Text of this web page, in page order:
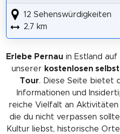
12 Sehenswürdigkeiten
2,7 km
Erlebe Pernau in Estland
unserer kostenlosen
Tour. Diese Seite bietet
Informationen und
reiche Vielfalt an Aktivitäten
die du nicht verpassen
Kultur liebst, historische